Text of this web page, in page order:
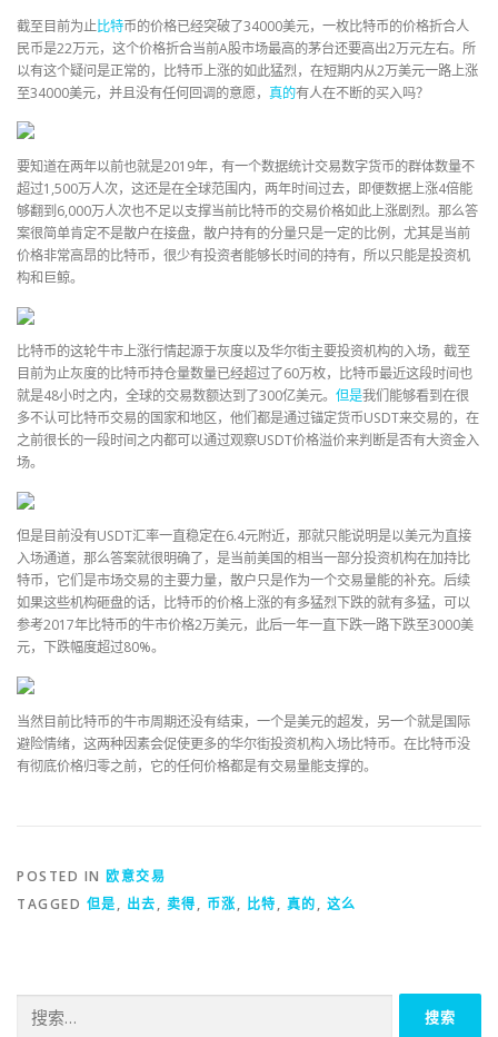
截至目前为止比特币的价格已经突破了34000美元，一枚比特币的价格折合人
民币是22万元，这个价格折合当前A股市场最高的茅台还要高出2万元左右。所
以有这个疑问是正常的，比特币上涨的如此猛烈，在短期内从2万美元一路上涨
至34000美元，并且没有任何回调的意愿， 真的有人在不断的买入吗？
要知道在两年以前也就是2019年，有一个数据统计交易数字货币的群体数量不
超过1,500万人次，这还是在全球范围内，两年时间过去，即便数据上涨4倍能
够翻到6,000万人次也不足以支撑当前比特币的交易价格如此上涨剧烈。那么答
案很简单肯定不是散户在接盘，散户持有的分量只是一定的比例，尤其是当前
价格非常高昂的比特币，很少有投资者能够长时间的持有，所以只能是投资机
构和巨鲸。
比特币的这轮牛市上涨行情起源于灰度以及华尔街主要投资机构的入场，截至
目前为止灰度的比特币持仓量数量已经超过了60万枚，比特币最近这段时间也
就是48小时之内，全球的交易数额达到了300亿美元。 但是我们能够看到在很
多不认可比特币交易的国家和地区，他们都是通过锚定货币USDT来交易的，在
之前很长的一段时间之内都可以通过观察USDT价格溢价来判断是否有大资金入
场。
但是目前没有USDT汇率一直稳定在6.4元附近，那就只能说明是以美元为直接
入场通道，那么答案就很明确了，是当前美国的相当一部分投资机构在加持比
特币，它们是市场交易的主要力量，散户只是作为一个交易量能的补充。后续
如果这些机构砸盘的话，比特币的价格上涨的有多猛烈下跌的就有多猛，可以
参考2017年比特币的牛市价格2万美元，此后一年一直下跌一路下跌至3000美
元，下跌幅度超过80%。
当然目前比特币的牛市周期还没有结束，一个是美元的超发，另一个就是国际
避险情绪，这两种因素会促使更多的华尔街投资机构入场比特币。在比特币没
有彻底价格归零之前，它的任何价格都是有交易量能支撑的。
POSTED IN 欧意交易
TAGGED 但是, 出去, 卖得, 币涨, 比特, 真的, 这么
索：